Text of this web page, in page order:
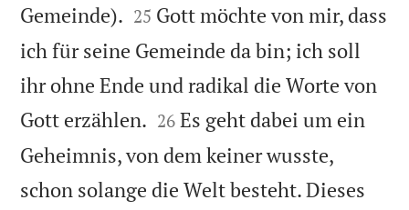
Gemeinde). 

25 Gott möchte von mir, dass
ich für seine Gemeinde da bin; ich soll
ihr ohne Ende und radikal die Worte von
Gott erzählen. 

26 Es geht dabei um ein
Geheimnis, von dem keiner wusste,
schon solange die Welt besteht. Dieses